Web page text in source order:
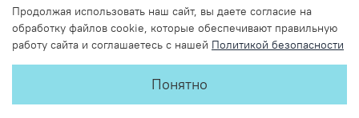
Продолжая использовать наш сайт, вы даете согласие на
обработку файлов cookie, которые обеспечивают правильную
работу сайта и соглашаетесь с нашей Политикой безопасности
Понятно